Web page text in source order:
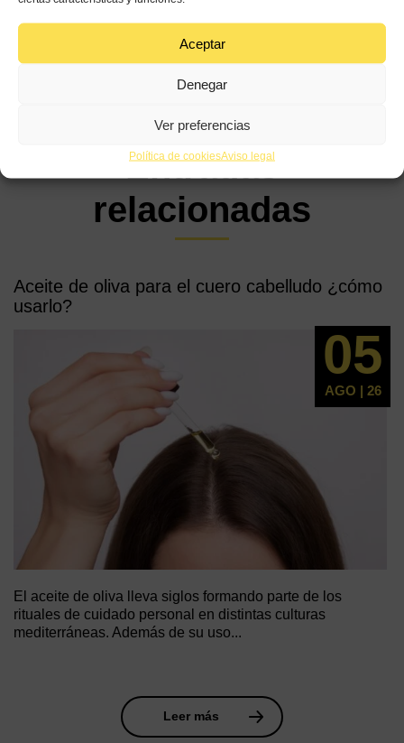
Aceptar
Denegar
Ver preferencias
Política de cookiesAviso legal
Entradas
relacionadas
Aceite de oliva para el cuero cabelludo ¿cómo
usarlo?
05
AGO | 26
El aceite de oliva lleva siglos formando parte de los
rituales de cuidado personal en distintas culturas
mediterráneas. Además de su uso...
Leer más